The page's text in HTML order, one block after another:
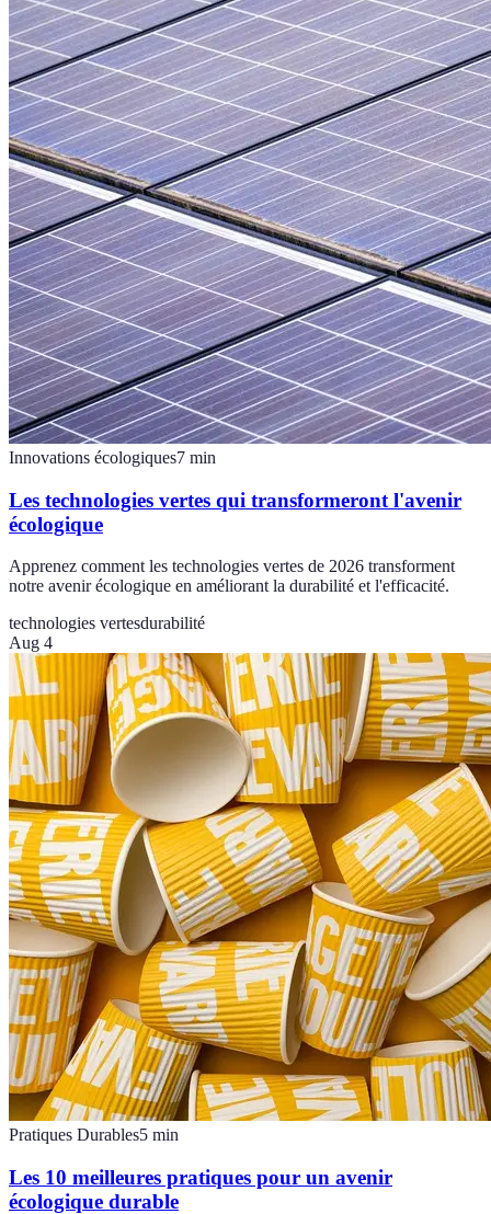
Innovations écologiques7 min
Les technologies vertes qui transformeront l'avenir
écologique
Apprenez comment les technologies vertes de 2026 transforment
notre avenir écologique en améliorant la durabilité et l'efficacité.
technologies vertesdurabilité
Aug 4
Pratiques Durables5 min
Les 10 meilleures pratiques pour un avenir
écologique durable